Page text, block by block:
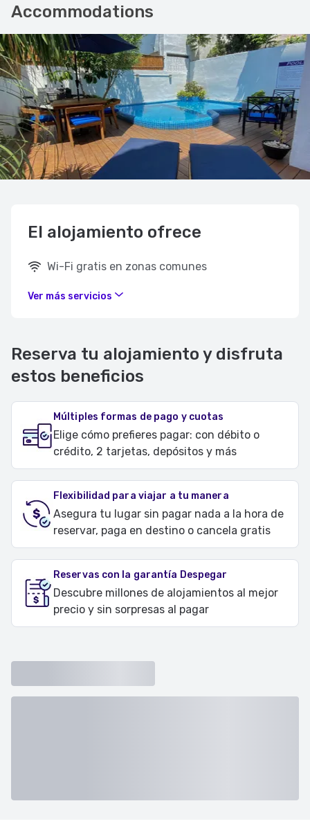
Accommodations
El alojamiento ofrece
Wi-Fi gratis en zonas comunes
Ver más servicios
Reserva tu alojamiento y disfruta
estos beneficios
Múltiples formas de pago y cuotas
Elige cómo prefieres pagar: con débito o
crédito, 2 tarjetas, depósitos y más
Flexibilidad para viajar a tu manera
Asegura tu lugar sin pagar nada a la hora de
reservar, paga en destino o cancela gratis
Reservas con la garantía Despegar
Descubre millones de alojamientos al mejor
precio y sin sorpresas al pagar